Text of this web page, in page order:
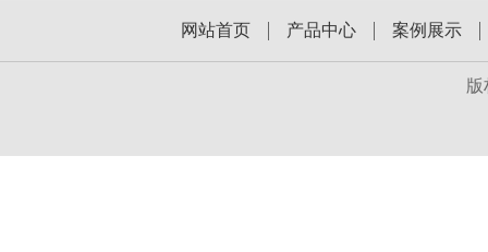
网站首页 产品中心 案例展示